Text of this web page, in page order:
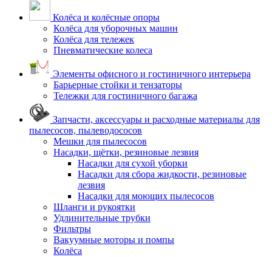
Колёса и колёсные опоры
Колёса для уборочных машин
Колёса для тележек
Пневматические колеса
Элементы офисного и гостиничного интерьера
Барьерные стойки и тензаторы
Тележки для гостиничного багажа
Запчасти, аксессуары и расходные материалы для
пылесосов, пылеводососов
Мешки для пылесосов
Насадки, щётки, резиновые лезвия
Насадки для сухой уборки
Насадки для сбора жидкости, резиновые
лезвия
Насадки для моющих пылесосов
Шланги и рукоятки
Удлинительные трубки
Фильтры
Вакуумные моторы и помпы
Колёса